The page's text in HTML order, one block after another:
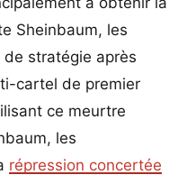
Sheinbaum, les
stratégie après
cartel de premier
ce meurtre
les
répression concertée